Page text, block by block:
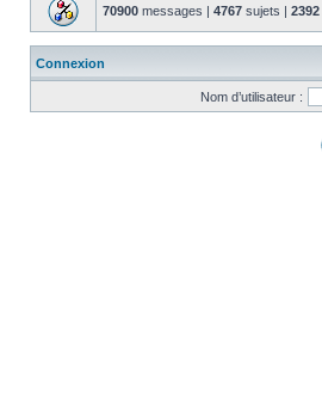
70900 messages | 4767 sujets | 2392
Connexion
Nom d’utilisateur :